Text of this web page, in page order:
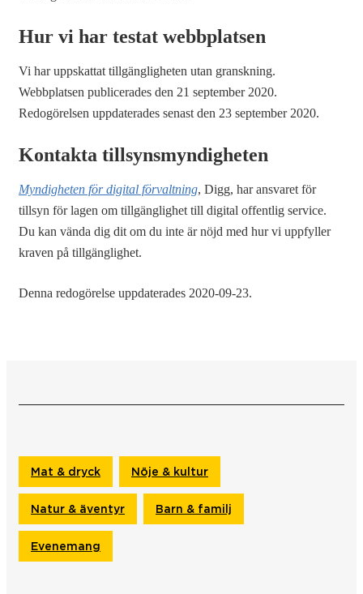
Hur vi har testat webbplatsen
Vi har uppskattat tillgängligheten utan granskning.
Webbplatsen publicerades den 21 september 2020.
Redogörelsen uppdaterades senast den 23 september 2020.
Kontakta tillsynsmyndigheten
Myndigheten för digital förvaltning, Digg, har ansvaret för
tillsyn för lagen om tillgänglighet till digital offentlig service.
Du kan vända dig dit om du inte är nöjd med hur vi uppfyller
kraven på tillgänglighet.
Denna redogörelse uppdaterades 2020-09-23.
Mat & dryck Nöje & kultur
Natur & äventyr Barn & familj
Evenemang